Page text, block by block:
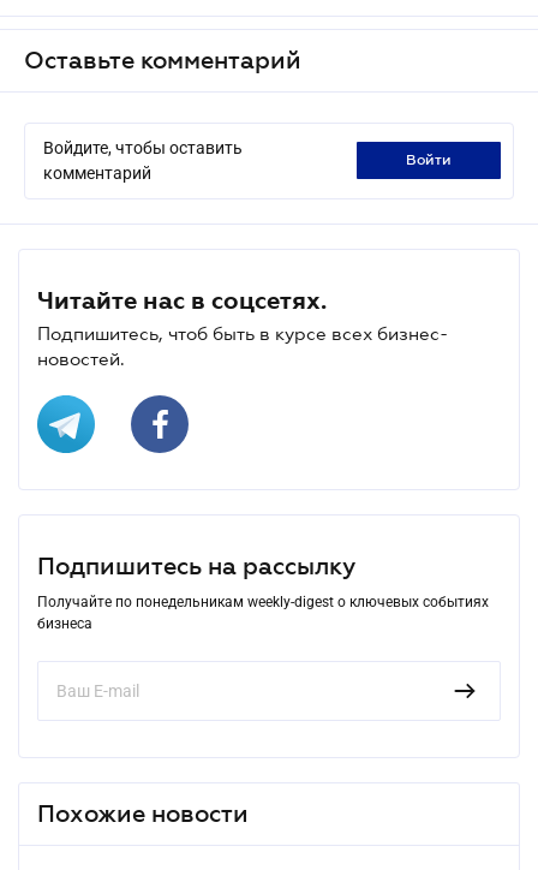
Оставьте комментарий
Войдите, чтобы оставить
комментарий
войти
Читайте нас в соцсетях.
Подпишитесь, чтоб быть в курсе всех бизнес-
новостей.
Подпишитесь на рассылку
Получайте по понедельникам weekly-digest о ключевых событиях
бизнеса
Похожие новости